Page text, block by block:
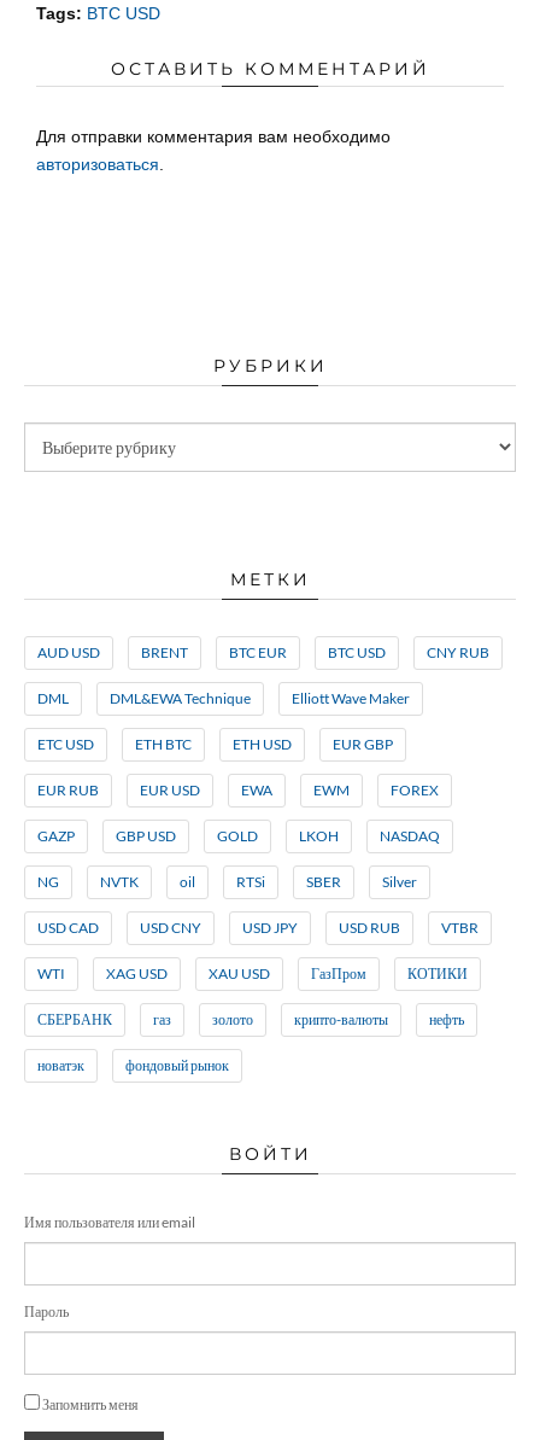
Tags: BTC USD
ОСТАВИТЬ КОММЕНТАРИЙ
Для отправки комментария вам необходимо
авторизоваться.
РУБРИКИ
МЕТКИ
AUD USD BRENT BTC EUR BTC USD CNY RUB
DML DML&EWA Technique Elliott Wave Maker
ETC USD ETH BTC ETH USD EUR GBP
EUR RUB EUR USD EWA EWM FOREX
GAZP GBP USD GOLD LKOH NASDAQ
NG NVTK oil RTSi SBER Silver
USD CAD USD CNY USD JPY USD RUB VTBR
WTI XAG USD XAU USD ГазПром КОТИКИ
СБЕРБАНК газ золото крипто-валюты нефть
новатэк фондовый рынок
ВОЙТИ
Имя пользователя или email
Пароль
Запомнить меня